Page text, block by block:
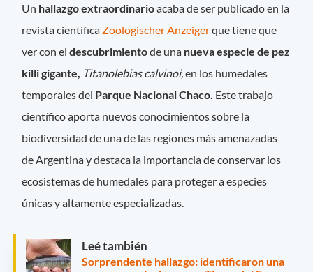
Un hallazgo extraordinarioacaba de ser publicado en la
revista científica Zoologischer Anzeigerque tiene que
ver con eldescubrimientode una nueva especie de pez
killi gigante, Titanolebias calvinoi, en los humedales
temporales del Parque Nacional Chaco. Este trabajo
científico aporta nuevos conocimientos sobre la
biodiversidad de una de las regiones más amenazadas
de Argentina y destaca la importancia de conservar los
ecosistemas de humedales para proteger a especies
únicas y altamente especializadas.
Leé también
Sorprendente hallazgo: identificaron una